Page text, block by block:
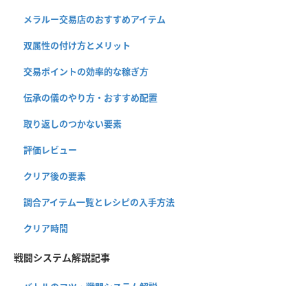
メラルー交易店のおすすめアイテム
双属性の付け方とメリット
交易ポイントの効率的な稼ぎ方
伝承の儀のやり方・おすすめ配置
取り返しのつかない要素
評価レビュー
クリア後の要素
調合アイテム一覧とレシピの入手方法
クリア時間
戦闘システム解説記事